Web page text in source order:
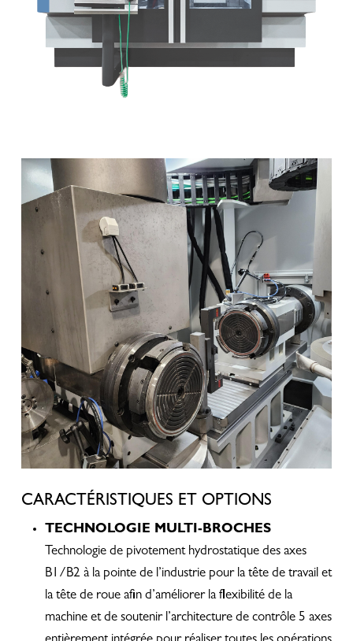
CARACTÉRISTIQUES ET OPTIONS
TECHNOLOGIE MULTI-BROCHES
Technologie de pivotement hydrostatique des axes
B1/B2 à la pointe de l’industrie pour la tête de travail et
la tête de roue afin d’améliorer la flexibilité de la
machine et de soutenir l’architecture de contrôle 5 axes